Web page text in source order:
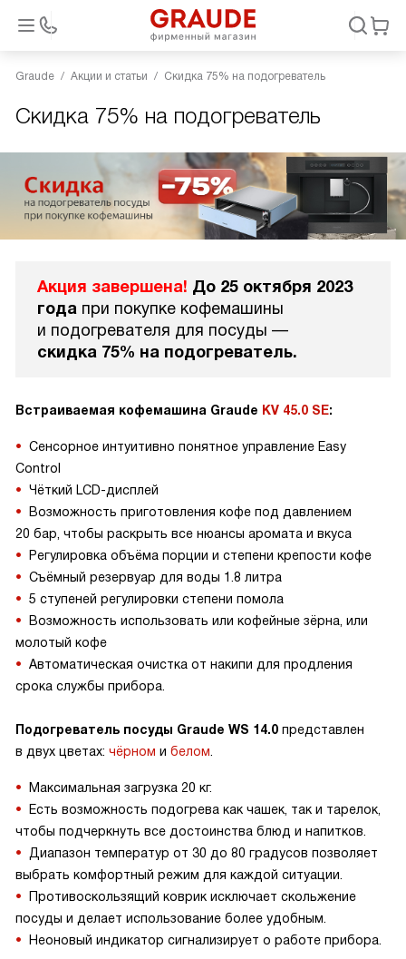
Graude Акции и статьи Скидка 75% на подогреватель
Скидка 75% на подогреватель
Акция завершена! До 25 октября 2023
года при покупке кофемашины
и подогревателя для посуды —
скидка 75% на подогреватель.
Встраиваемая кофемашина Graude KV 45.0 SE:
Сенсорное интуитивно понятное управление Easy
Control
Чёткий LCD-дисплей
Возможность приготовления кофе под давлением
20 бар, чтобы раскрыть все нюансы аромата и вкуса
Регулировка объёма порции и степени крепости кофе
Съёмный резервуар для воды 1.8 литра
5 ступеней регулировки степени помола
Возможность использовать или кофейные зёрна, или
молотый кофе
Автоматическая очистка от накипи для продления
срока службы прибора.
Подогреватель посуды Graude WS 14.0 представлен
в двух цветах: чёрном и белом
Максимальная загрузка 20 кг.
Есть возможность подогрева как чашек, так и тарелок,
чтобы подчеркнуть все достоинства блюд и напитков.
Диапазон температур от 30 до 80 градусов позволяет
выбрать комфортный режим для каждой ситуации.
Противоскользящий коврик исключает скольжение
посуды и делает использование более удобным.
Неоновый индикатор сигнализирует о работе прибора.